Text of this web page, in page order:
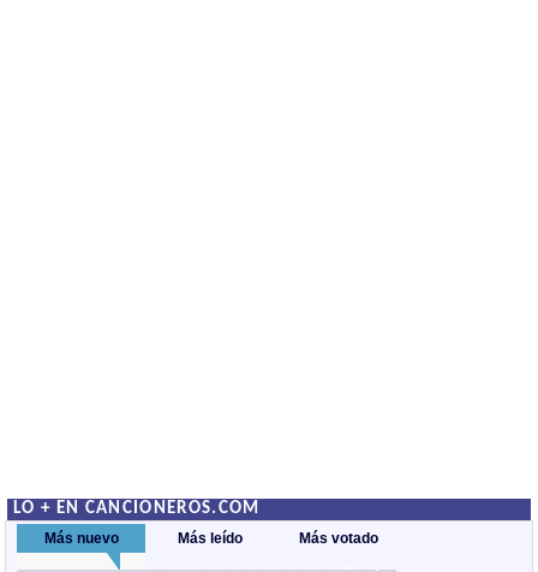
LO + EN CANCIONEROS.COM
Más nuevo Más leído Más votado